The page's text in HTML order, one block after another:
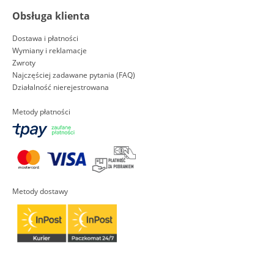
Obsługa klienta
Dostawa i płatności
Wymiany i reklamacje
Zwroty
Najczęściej zadawane pytania (FAQ)
Działalność nierejestrowana
Metody płatności
Metody dostawy